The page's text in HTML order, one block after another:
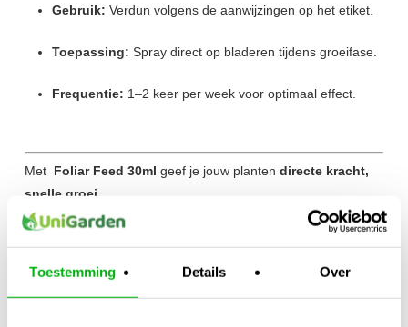
Toestemming Details Over
Gebruik: Verdun volgens de aanwijzingen op het etiket.
Toepassing: Spray direct op bladeren tijdens groeifase.
Frequentie: 1–2 keer per week voor optimaal effect.
Met Foliar Feed 30ml geef je jouw planten directe kracht,
snelle groei
enbetere weerstand
– de perfecte ondersteuning voor een
Kijk ook naar:https://unigarden.nl/product-
category/vijverirrigatie/ph-ec-meters/